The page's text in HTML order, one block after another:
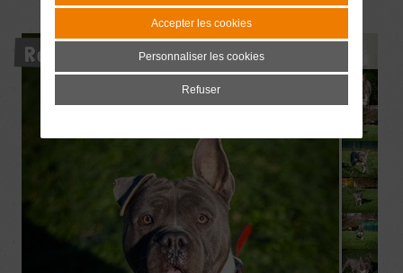
Réservé
Accepter les cookies
Personnaliser les cookies
Refuser